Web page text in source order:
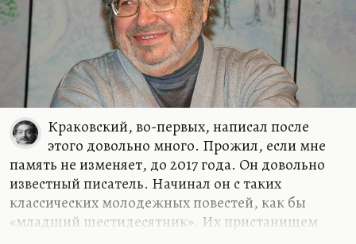
Краковский, во-первых, написал после
этого довольно много. Прожил, если мне
память не изменяет, до 2017 года. Он довольно
известный писатель. Начинал он с таких
классических молодежных повестей, как бы
«младший шестидесятник». Их пристанищем